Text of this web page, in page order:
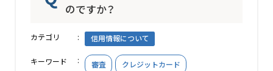
のですか？
カテゴリ 信用情報について
キーワード 審査 クレジットカード